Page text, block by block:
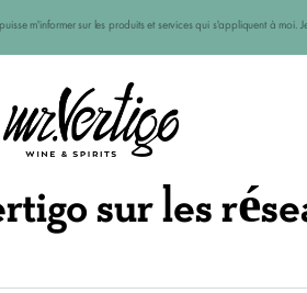
m'informer sur les produits et services qui s'appliquent à
sur les